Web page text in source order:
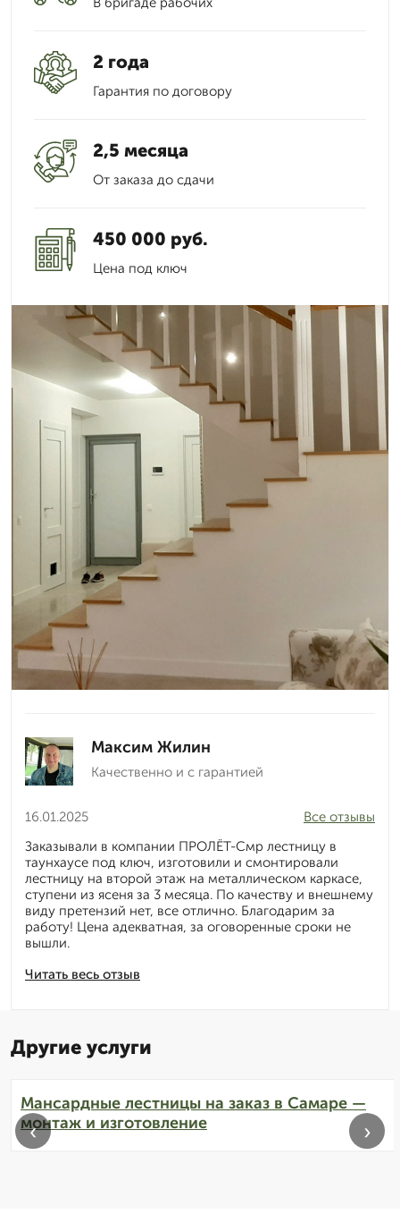
2 года
Гарантия по договору
2,5 месяца
От заказа до сдачи
450 000 руб.
Цена под ключ
Максим Жилин
Качественно и с гарантией
16.01.2025
Читать весь отзыв
Все отзывы
Заказывали в компании ПРОЛЁТ-Смр лестницу в
таунхаусе под ключ, изготовили и смонтировали
лестницу на второй этаж на металлическом каркасе,
ступени из ясеня за 3 месяца. По качеству и внешнему
виду претензий нет, все отлично. Благодарим за
работу! Цена адекватная, за оговоренные сроки не
вышли.
Другие услуги
Мансардные лестницы на заказ в Самаре —
монтаж и изготовление
‹ ›